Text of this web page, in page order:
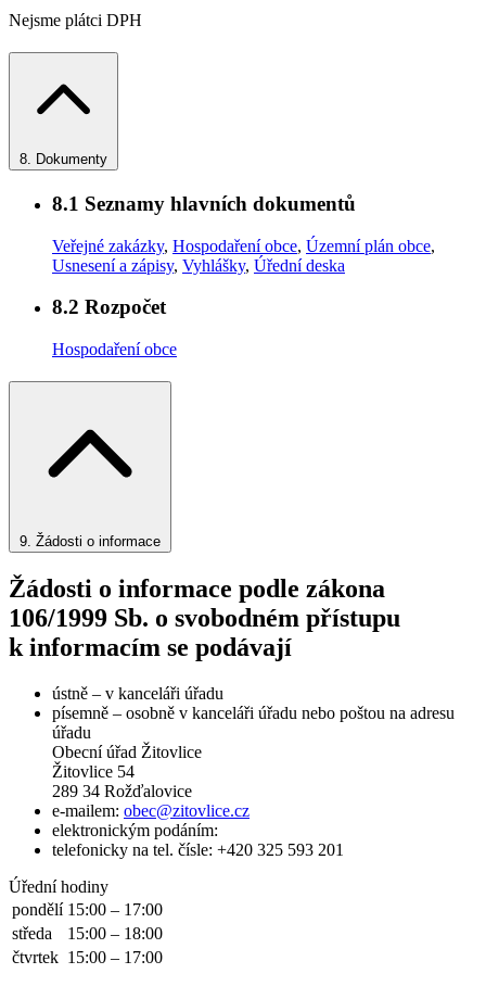
Nejsme plátci DPH
8. Dokumenty
8.1 Seznamy hlavních dokumentů
Veřejné zakázky, Hospodaření obce, Územní plán obce,
Usnesení a zápisy, Vyhlášky, Úřední deska
8.2 Rozpočet
Hospodaření obce
9. Žádosti o informace
Žádosti o informace podle zákona
106/1999 Sb. o svobodném přístupu
k informacím se podávají
ústně – v kanceláři úřadu
písemně – osobně v kanceláři úřadu nebo poštou na adresu
úřadu
Obecní úřad Žitovlice
Žitovlice 54
289 34 Rožďalovice
e-mailem: obec@zitovlice.cz
elektronickým podáním:
telefonicky na tel. čísle: +420 325 593 201
Úřední hodiny
pondělí 15:00 – 17:00
středa
15:00 – 18:00
čtvrtek 15:00 – 17:00